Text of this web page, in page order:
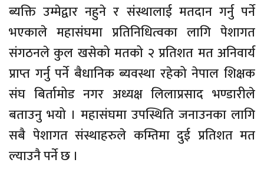
ब्यक्ति उम्मेद्वार नहुने र संस्थालाई मतदान गर्नु पर्ने
भएकाले महासंघमा प्रतिनिधित्वका लागि पेशागत
संगठनले कुल खसेको मतको २ प्रतिशत मत अनिवार्य
प्राप्त गर्नु पर्ने बैधानिक ब्यवस्था रहेको नेपाल शिक्षक
संघ बिर्तामोड नगर अध्यक्ष लिलाप्रसाद भण्डारीले
बताउनु भयो । महासंघमा उपस्थिति जनाउनका लागि
सबै पेशागत संस्थाहरुले कम्तिमा दुई प्रतिशत मत
ल्याउनै पर्ने छ ।